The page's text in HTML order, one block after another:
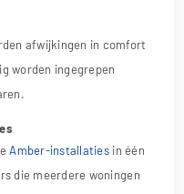
afwijkingen in comfort
worden ingegrepen
Amber-installaties in één
die meerdere woningen